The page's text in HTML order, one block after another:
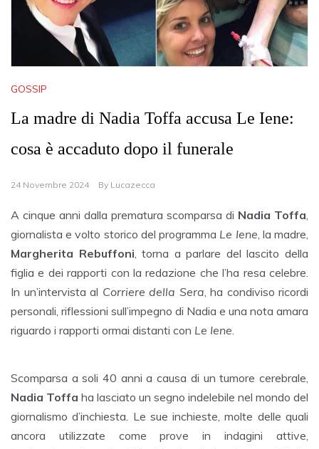
GOSSIP
La madre di Nadia Toffa accusa Le Iene:
cosa è accaduto dopo il funerale
24 Novembre 2024 By Lucazecca
A cinque anni dalla prematura scomparsa di Nadia Toffa,
giornalista e volto storico del programma Le Iene, la madre,
Margherita Rebuffoni, torna a parlare del lascito della
figlia e dei rapporti con la redazione che l’ha resa celebre.
In un’intervista al Corriere della Sera, ha condiviso ricordi
personali, riflessioni sull’impegno di Nadia e una nota amara
riguardo i rapporti ormai distanti con Le Iene.
Scomparsa a soli 40 anni a causa di un tumore cerebrale,
Nadia Toffa ha lasciato un segno indelebile nel mondo del
giornalismo d’inchiesta. Le sue inchieste, molte delle quali
ancora utilizzate come prove in indagini attive,